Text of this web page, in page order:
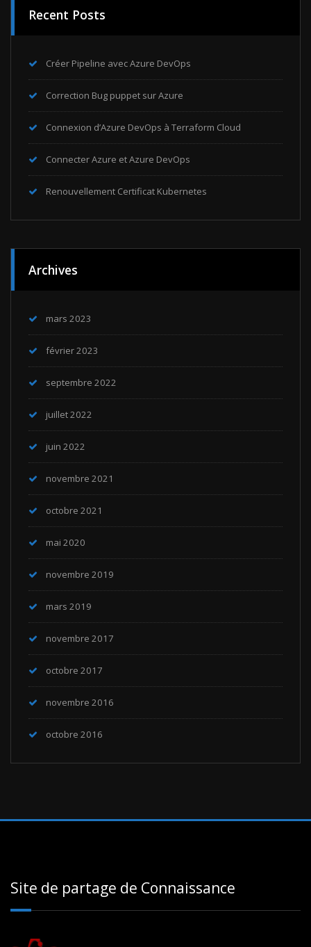
Recent Posts
Créer Pipeline avec Azure DevOps
Correction Bug puppet sur Azure
Connexion d’Azure DevOps à Terraform Cloud
Connecter Azure et Azure DevOps
Renouvellement Certificat Kubernetes
Archives
mars 2023
février 2023
septembre 2022
juillet 2022
juin 2022
novembre 2021
octobre 2021
mai 2020
novembre 2019
mars 2019
novembre 2017
octobre 2017
novembre 2016
octobre 2016
Site de partage de Connaissance